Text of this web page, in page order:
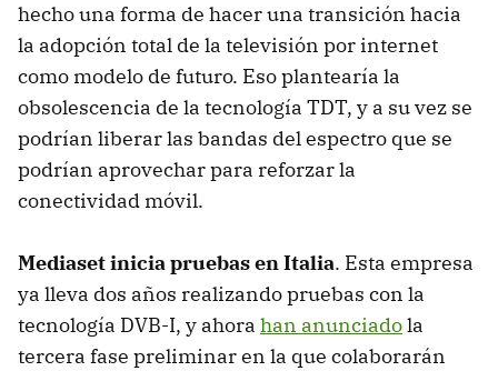
hecho una forma de hacer una transición hacia
la adopción total de la televisión por internet
como modelo de futuro. Eso plantearía la
obsolescencia de la tecnología TDT, y a su vez se
podrían liberar las bandas del espectro que se
podrían aprovechar para reforzar la
conectividad móvil.
Mediaset inicia pruebas en Italia. Esta empresa
ya lleva dos años realizando pruebas con la
tecnología DVB-I, y ahora han anunciadola
tercera fase preliminar en la que colaborarán